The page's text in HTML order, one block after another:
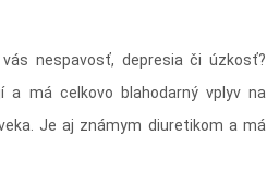
nespavosť, depresia či úzkosť?
a má celkovo blahodarný vplyv na
Je aj známym diuretikom a má